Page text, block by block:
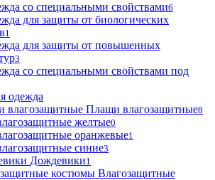
со специальными свойствами6
для защиты от биологических
1
для защиты от повышенных
3
со специальными свойствами под
одежда
Плащи влагозащитные8
желтые0
оранжевые1
синие3
Дождевики1
Влагозащитные